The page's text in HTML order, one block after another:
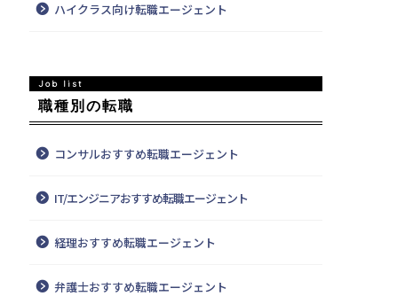
ハイクラス向け転職エージェント
職種別の転職
コンサルおすすめ転職エージェント
IT/エンジニアおすすめ転職エージェント
経理おすすめ転職エージェント
弁護士おすすめ転職エージェント